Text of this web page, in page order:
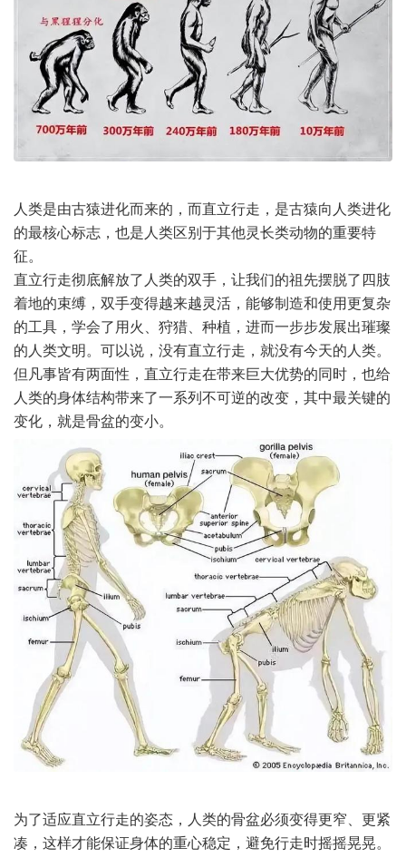
人类是由古猿进化而来的，而直立行走，是古猿向人类进化
的最核心标志，也是人类区别于其他灵长类动物的重要特
征。
直立行走彻底解放了人类的双手，让我们的祖先摆脱了四肢
着地的束缚，双手变得越来越灵活，能够制造和使用更复杂
的工具，学会了用火、狩猎、种植，进而一步步发展出璀璨
的人类文明。可以说，没有直立行走，就没有今天的人类。
但凡事皆有两面性，直立行走在带来巨大优势的同时，也给
人类的身体结构带来了一系列不可逆的改变，其中最关键的
变化，就是骨盆的变小。
为了适应直立行走的姿态，人类的骨盆必须变得更窄、更紧
凑，这样才能保证身体的重心稳定，避免行走时摇摇晃晃。